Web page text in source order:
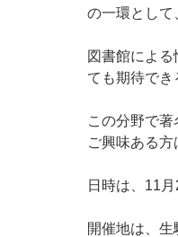
の一環として
図書館によ
ても期待でき
この分野で著
ご興味ある方
日時は、11
開催地は、生